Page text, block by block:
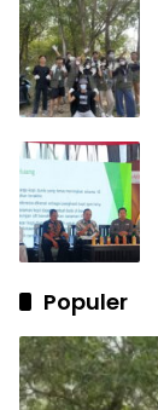
Populer